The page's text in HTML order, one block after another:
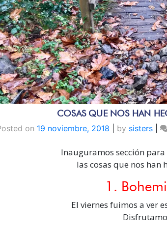
COSAS QUE NOS HAN
on 19 noviembre, 2018 by sisters
Inauguramos sección
las cosas que nos han
1.
El viernes fuimos a ver